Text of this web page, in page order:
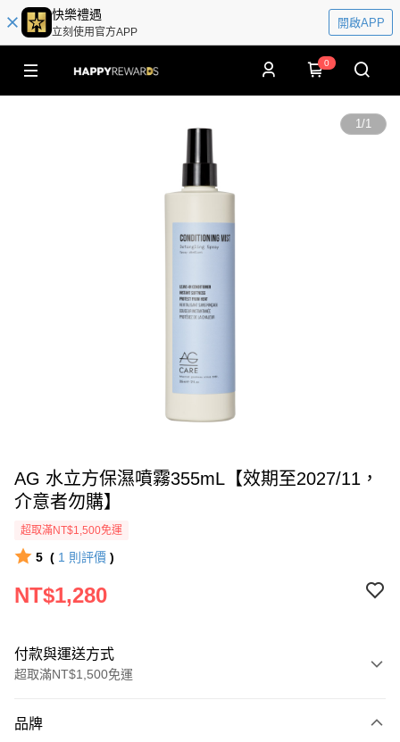
快樂禮遇
立刻使用官方APP
開啟APP
0
1/1
AG 水立方保濕噴霧355mL【效期至2027/11，
介意者勿購】
超取滿NT$1,500免運
5 ( 1 則評價 )
NT$1,280
付款與運送方式
超取滿NT$1,500免運
信用卡一次付款
品牌